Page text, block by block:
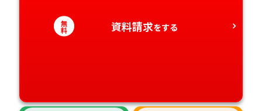
愛知県
香川県
宮崎県
無
料 資料請求をする